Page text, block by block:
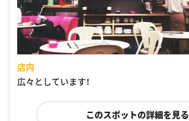
店内
広々としています！
このスポットの詳細を見る